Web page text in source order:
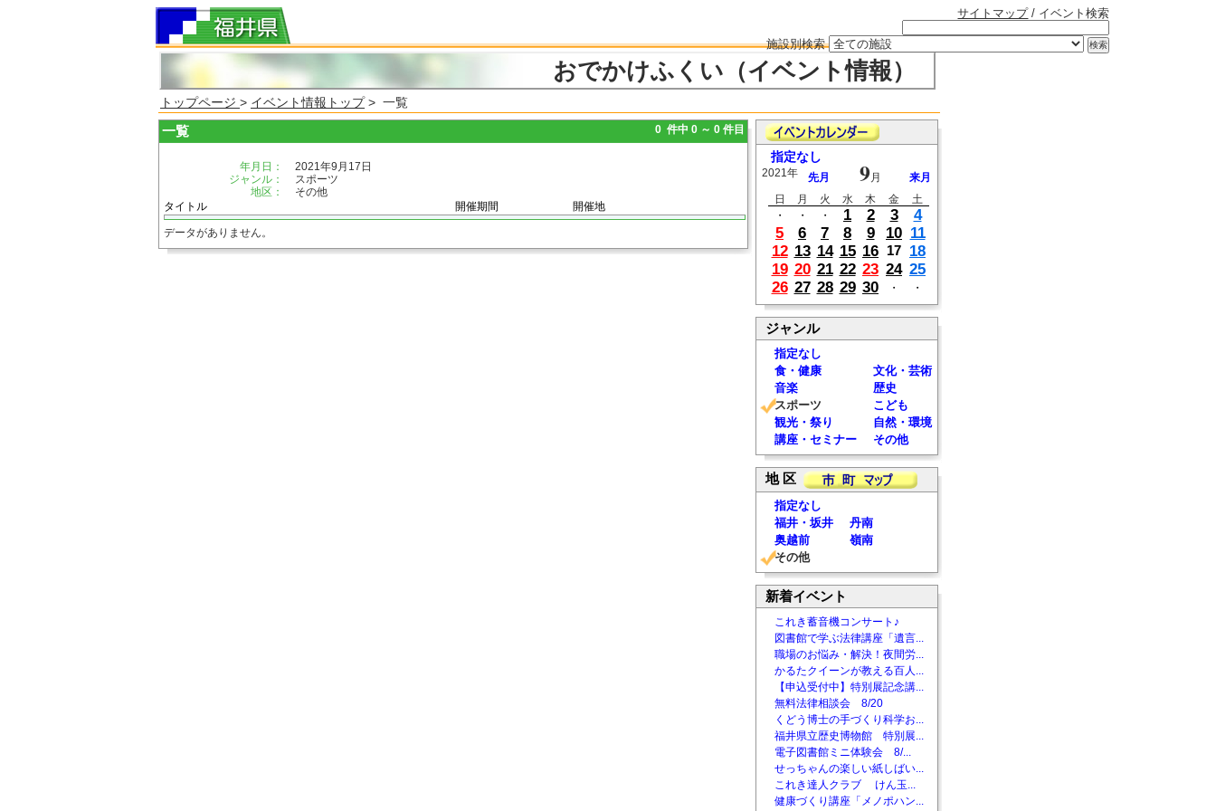
サイトマップ/ イベント検索
施設別検索
おでかけふくい（イベント情報）
トップページ > イベント情報トップ> 一覧
一覧 0 件中 0 ～ 0 件目
年月日：
2021年9月17日
ジャンル：
スポーツ
地区：
その他
タイトル
開催期間 開催地
データがありません。
指定なし
2021年 先月 9月
来月
日
月 火 水 木 金
土
・
・ ・ 1 2 3
4
5
6 7 8 9 10 11
12 13 14 15 16 17
18
19 20 21 22 23 24 25
26 27 28 29 30 ・ ・
ジャンル
指定なし
食・健康
文化・芸術
音楽
歴史
スポーツ
こども
観光・祭り
自然・環境
講座・セミナー
その他
地 区
指定なし
福井・坂井
丹南
奥越前
嶺南
その他
新着イベント
これき蓄音機コンサート♪
図書館で学ぶ法律講座「遺言...
職場のお悩み・解決！夜間労...
かるたクイーンが教える百人...
【申込受付中】特別展記念講...
無料法律相談会 8/20
くどう博士の手づくり科学お...
福井県立歴史博物館 特別展...
電子図書館ミニ体験会 8/...
せっちゃんの楽しい紙しばい...
これき達人クラブ けん玉...
健康づくり講座「メノポハン...